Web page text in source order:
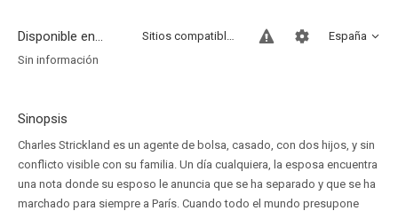
Disponible en... España
Sitios compatibles
Sin información
Sinopsis
Charles Strickland es un agente de bolsa, casado, con dos hijos, y sin
conflicto visible con su familia. Un día cualquiera, la esposa encuentra
una nota donde su esposo le anuncia que se ha separado y que se ha
marchado para siempre a París. Cuando todo el mundo presupone